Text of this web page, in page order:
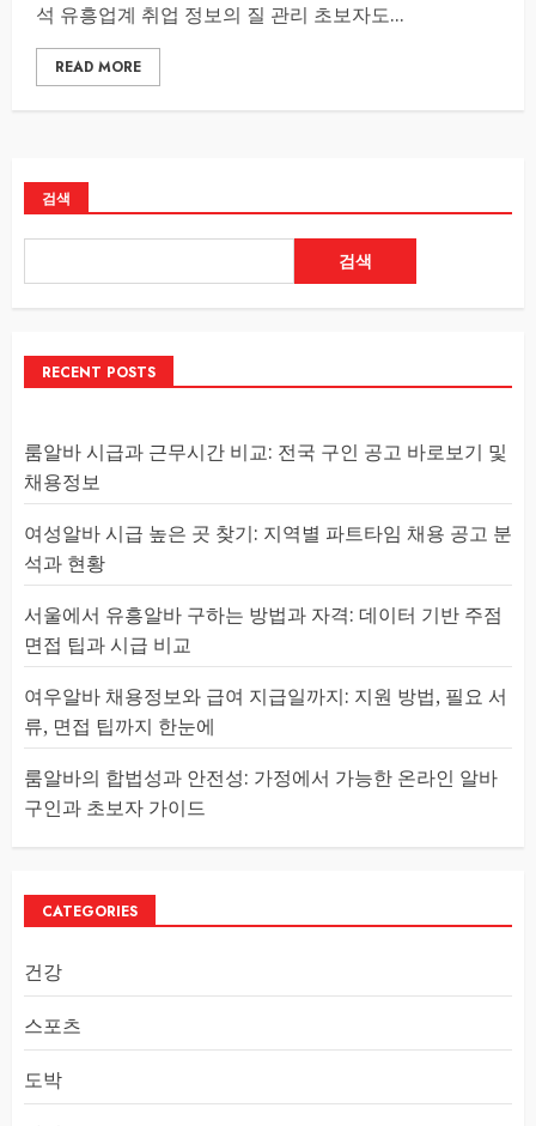
석 유흥업계 취업 정보의 질 관리 초보자도...
READ MORE
검색
검색
RECENT POSTS
룸알바 시급과 근무시간 비교: 전국 구인 공고 바로보기 및
채용정보
여성알바 시급 높은 곳 찾기: 지역별 파트타임 채용 공고 분
석과 현황
서울에서 유흥알바 구하는 방법과 자격: 데이터 기반 주점
면접 팁과 시급 비교
여우알바 채용정보와 급여 지급일까지: 지원 방법, 필요 서
류, 면접 팁까지 한눈에
룸알바의 합법성과 안전성: 가정에서 가능한 온라인 알바
구인과 초보자 가이드
CATEGORIES
건강
스포츠
도박